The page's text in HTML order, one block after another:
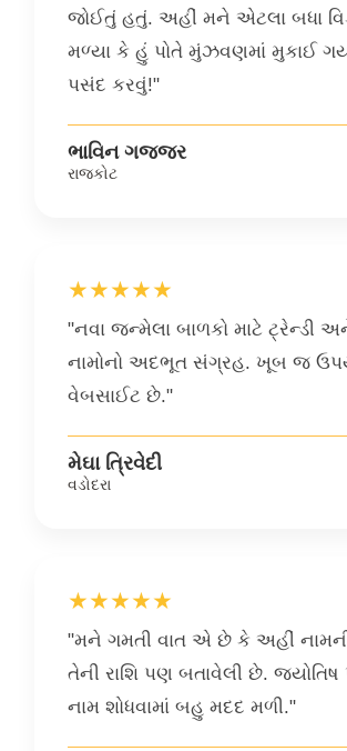
જોઈતું હતું. અહીં મને એટલા બધા
મળ્યા કે હું પોતે મુંઝવણમાં મુકાઈ
પસંદ કરવું!"
ભાવિન ગજ્જર
રાજકોટ
★★★★★
"નવા જન્મેલા બાળકો માટે ટ્રેન્ડી
નામોનો અદભૂત સંગ્રહ. ખૂબ જ
વેબસાઈટ છે."
મેઘા ત્રિવેદી
વડોદરા
★★★★★
"મને ગમતી વાત એ છે કે અહીં
તેની રાશિ પણ બતાવેલી છે. જ્યોતિષ
નામ શોધવામાં બહુ મદદ મળી."